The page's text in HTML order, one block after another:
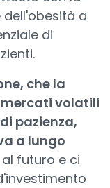
a
di
che la
volatili
pazienza,
a lungo
futuro e ci